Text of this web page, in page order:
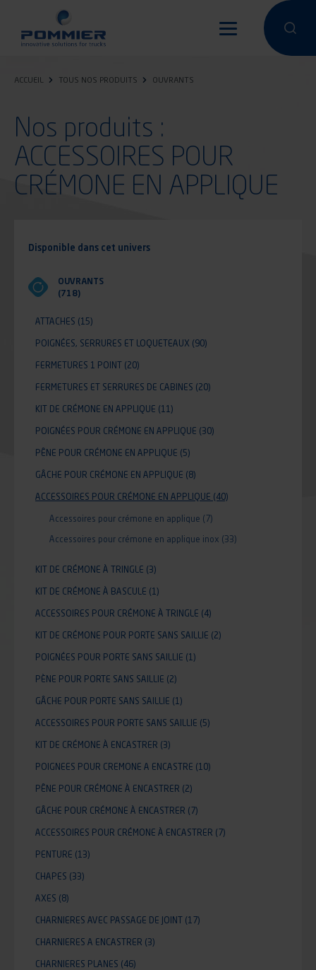
contenu
Effectuer
ACCUEIL TOUS NOS PRODUITS OUVRANTS
Nos produits :
ACCESSOIRES POUR
CRÉMONE EN APPLIQUE
Disponible dans cet univers
OUVRANTS
(718)
ATTACHES (15)
POIGNÉES, SERRURES ET LOQUETEAUX (90)
FERMETURES 1 POINT (20)
FERMETURES ET SERRURES DE CABINES (20)
KIT DE CRÉMONE EN APPLIQUE (11)
POIGNÉES POUR CRÉMONE EN APPLIQUE (30)
PÊNE POUR CRÉMONE EN APPLIQUE (5)
GÂCHE POUR CRÉMONE EN APPLIQUE (8)
ACCESSOIRES POUR CRÉMONE EN APPLIQUE (40)
Accessoires pour crémone en applique (7)
Accessoires pour crémone en applique inox (33)
KIT DE CRÉMONE À TRINGLE (3)
KIT DE CRÉMONE À BASCULE (1)
ACCESSOIRES POUR CRÉMONE À TRINGLE (4)
KIT DE CRÉMONE POUR PORTE SANS SAILLIE (2)
POIGNÉES POUR PORTE SANS SAILLIE (1)
PÈNE POUR PORTE SANS SAILLIE (2)
GÂCHE POUR PORTE SANS SAILLIE (1)
ACCESSOIRES POUR PORTE SANS SAILLIE (5)
KIT DE CRÉMONE À ENCASTRER (3)
POIGNEES POUR CREMONE A ENCASTRE (10)
PÊNE POUR CRÉMONE À ENCASTRER (2)
GÂCHE POUR CRÉMONE À ENCASTRER (7)
ACCESSOIRES POUR CRÉMONE À ENCASTRER (7)
PENTURE (13)
CHAPES (33)
AXES (8)
CHARNIERES AVEC PASSAGE DE JOINT (17)
CHARNIERES A ENCASTRER (3)
CHARNIERES PLANES (46)